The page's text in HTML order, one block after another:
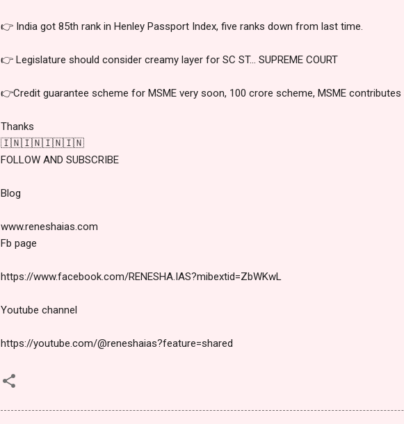
👉 India got 85th rank in Henley Passport Index, five ranks down from last time.
👉 Legislature should consider creamy layer for SC ST... SUPREME COURT
👉Credit guarantee scheme for MSME very soon, 100 crore scheme, MSME contributes
Thanks
🇮🇳🇮🇳🇮🇳🇮🇳
FOLLOW AND SUBSCRIBE
Blog
www.reneshaias.com
Fb page
https://www.facebook.com/RENESHA.IAS?mibextid=ZbWKwL
Youtube channel
https://youtube.com/@reneshaias?feature=shared